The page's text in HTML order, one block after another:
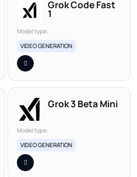
Grok Code Fast
1
Model type:
VIDEO GENERATION
Grok 3 Beta Mini
Model type:
VIDEO GENERATION